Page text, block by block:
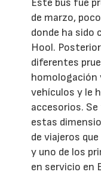
Este bus fue
de marzo,
donde ha sido
Hool.
diferentes
homologación
vehículos y le
accesorios.
estas
de viajeros
y uno de los
en servicio en